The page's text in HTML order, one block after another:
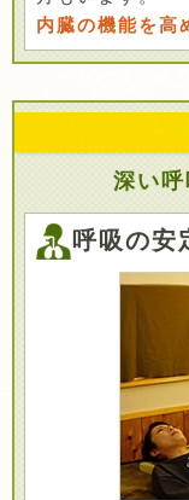
内臓の機能を高
深い
呼吸の安